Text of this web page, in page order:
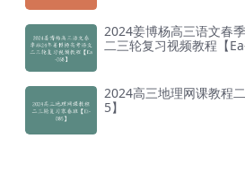
2024姜博杨高三语文春
二三轮复习视频教程【
2024高三地理网课教程
5】